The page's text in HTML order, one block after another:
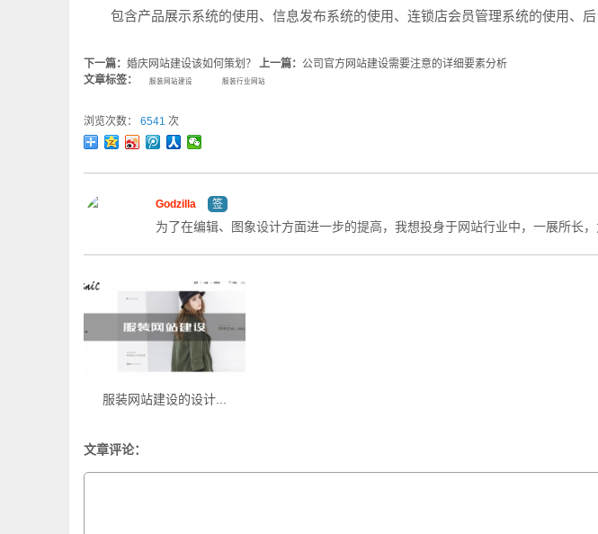
包含产品展示系统的使用、信息发布系统的使用、连锁店会员管理系统的使用、后
下一篇： 婚庆网站建设该如何策划？ 上一篇： 公司官方网站建设需要注意的详细要素分析
文章标签：
服装网站建设 服装行业网站
浏览次数： 6541 次
Godzilla 签
为了在编辑、图象设计方面进一步的提高，我想投身于网站行业中，一展所长
服装网站建设的设计...
文章评论：